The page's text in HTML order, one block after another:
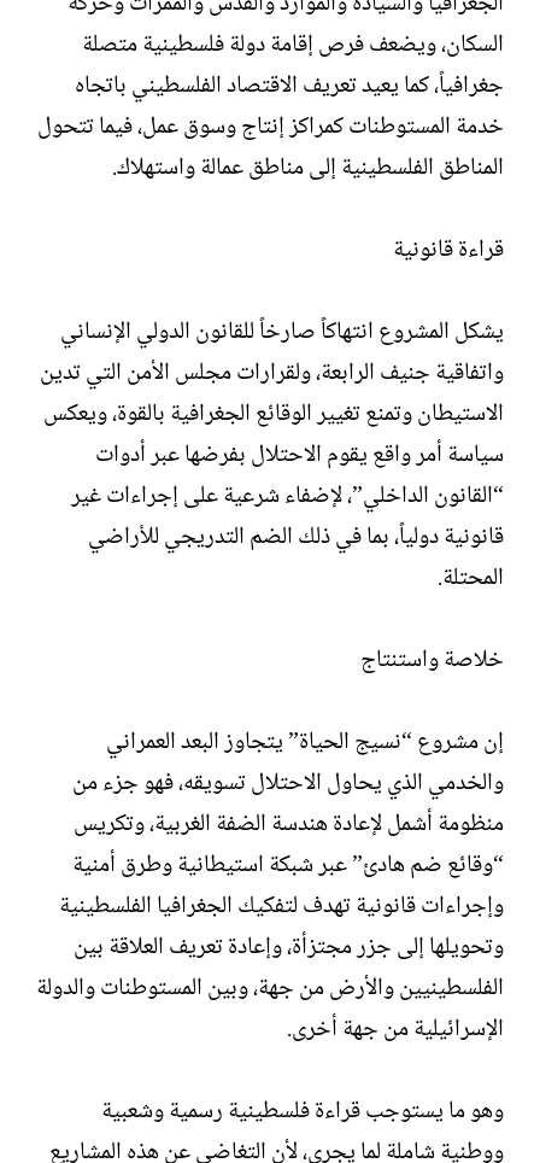
السكان، ويضعف فرص إقامة دولة فلسطينية متصلة
جغرافياً، كما يعيد تعريف الاقتصاد الفلسطيني باتجاه
خدمة المستوطنات كمراكز إنتاج وسوق عمل، فيما تتحول
المناطق الفلسطينية إلى مناطق عمالة واستهلاك.
قراءة قانونية
يشكل المشروع انتهاكاً صارخاً للقانون الدولي الإنساني
واتفاقية جنيف الرابعة، ولقرارات مجلس الأمن التي تدين
الاستيطان وتمنع تغيير الوقائع الجغرافية بالقوة، ويعكس
سياسة أمر واقع يقوم الاحتلال بفرضها عبر أدوات
“القانون الداخلي”، لإضفاء شرعية على إجراءات غير
قانونية دولياً، بما في ذلك الضم التدريجي للأراضي
المحتلة.
خلاصة واستنتاج
إن مشروع “نسيج الحياة” يتجاوز البعد العمراني
والخدمي الذي يحاول الاحتلال تسويقه، فهو جزء من
منظومة أشمل لإعادة هندسة الضفة الغربية، وتكريس
“وقائع ضم هادئ” عبر شبكة استيطانية وطرق أمنية
وإجراءات قانونية تهدف لتفكيك الجغرافيا الفلسطينية
وتحويلها إلى جزر مجتزأة، وإعادة تعريف العلاقة بين
الفلسطينيين والأرض من جهة، وبين المستوطنات والدولة
الإسرائيلية من جهة أخرى.
وهو ما يستوجب قراءة فلسطينية رسمية وشعبية
ووطنية شاملة لما يجري، لأن التغاضي عن هذه المشاريع